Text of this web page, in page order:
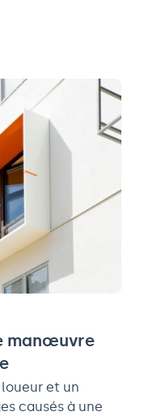
manœuvre
et un
causés à une